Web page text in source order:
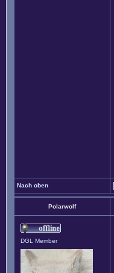
Nach oben
Polarwolf
DGL Member